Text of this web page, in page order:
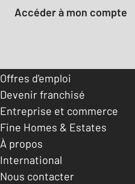
Accéder à mon compte
Offres d'emploi
Devenir franchisé
Entreprise et commerce
Fine Homes & Estates
À propos
International
Nous contacter